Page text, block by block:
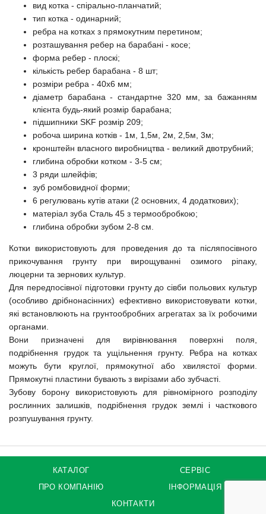
вид котка - спірально-планчатий;
тип котка - одинарний;
ребра на котках з прямокутним перетином;
розташування ребер на барабані - косе;
форма ребер - плоскі;
кількість ребер барабана - 8 шт;
розміри ребра - 40х6 мм;
діаметр барабана - стандартне 320 мм, за бажанням
клієнта будь-який розмір барабана;
підшипники SKF розмір 209;
робоча ширина котків - 1м, 1,5м, 2м, 2,5м, 3м;
кронштейн власного виробництва - великий двотрубний;
глибина обробки котком - 3-5 см;
3 ряди шлейфів;
зуб ромбовидної форми;
6 регулювань кутів атаки (2 основних, 4 додаткових);
матеріал зуба Сталь 45 з термообробкою;
глибина обробки зубом 2-8 см.
Котки використовують для проведения до та післяпосівного
прикочування грунту при вирощуванні озимого ріпаку,
люцерни та зернових культур.
Для передпосівної підготовки грунту до сівби польових культур
(особливо дрібнонасінних) ефективно використовувати котки,
які встановлюють на грунтообробних агрегатах за їх робочими
органами.
Вони призначені для вирівнювання поверхні поля,
подрібнення грудок та ущільнення грунту. Ребра на котках
можуть бути круглої, прямокутної або хвилястої форми.
Прямокутні пластини бувають з вирізами або зубчасті.
Зубову борону використовують для рівномірного розподілу
рослинних залишків, подрібнення грудок землі і часткового
розпушування грунту.
КАТАЛОГ
СЕРВІС
ПРО КОМПАНІЮ
ІНФОРМАЦІЯ
КОНТАКТИ